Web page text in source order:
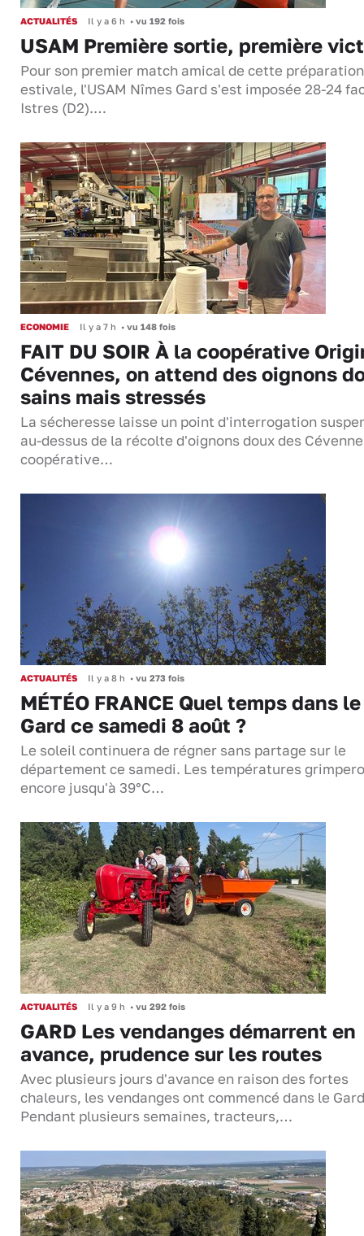
ACTUALITÉS Il y a 6 h • vu 192 fois
USAM Première sortie, première
Pour son premier match amical de cette préparation
estivale, l'USAM Nîmes Gard s'est imposée 28-24
Istres (D2).…
ECONOMIE Il y a 7 h • vu 148 fois
FAIT DU SOIR À la coopérative
Cévennes, on attend des oignons
sains mais stressés
La sécheresse laisse un point d'interrogation
au-dessus de la récolte d'oignons doux des
coopérative…
ACTUALITÉS Il y a 8 h • vu 273 fois
MÉTÉO FRANCE Quel temps dans le
Gard ce samedi 8 août ?
Le soleil continuera de régner sans partage sur le
département ce samedi. Les températures
encore jusqu'à 39°C…
ACTUALITÉS Il y a 9 h • vu 292 fois
GARD Les vendanges démarrent en
avance, prudence sur les routes
Avec plusieurs jours d'avance en raison des fortes
chaleurs, les vendanges ont commencé dans le
Pendant plusieurs semaines, tracteurs,…